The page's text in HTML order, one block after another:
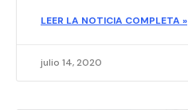
LEER LA NOTICIA COMPLETA »
julio 14, 2020